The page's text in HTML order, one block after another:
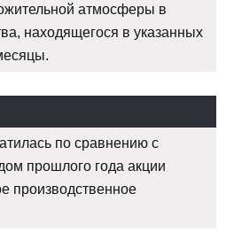
атмосферы в
находящегося в указанных
по сравнению с
прошлого года акции
производственное